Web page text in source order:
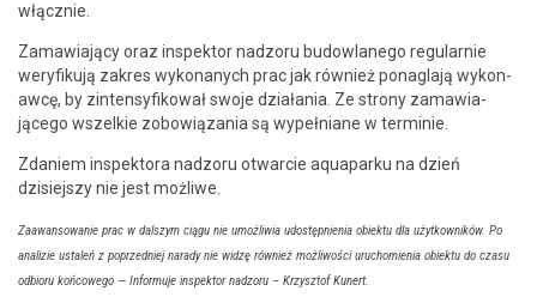
włącznie.
Zamaw­ia­ją­cy oraz inspek­tor nad­zoru budowlanego reg­u­larnie
wery­fiku­ją zakres wyko­nanych prac jak również ponaglają wykon­
aw­cę, by zin­ten­sy­fikował swo­je dzi­ała­nia. Ze strony zamaw­ia­
jącego wszelkie zobow­iąza­nia są wypeł­ni­ane w terminie.
Zdaniem inspek­to­ra nad­zoru otwar­cie aqua­parku na dzień
dzisiejszy nie jest możliwe.
Zaawan­sowanie prac w dal­szym ciągu nie umożli­wia udostęp­nienia obiek­tu dla użytkown­ików. Po
anal­izie ustaleń z poprzed­niej narady nie widzę również możli­woś­ci uru­chomienia obiek­tu do cza­su
odbioru koń­cowego — Infor­mu­je inspek­tor nad­zoru – Krzysztof Kunert.